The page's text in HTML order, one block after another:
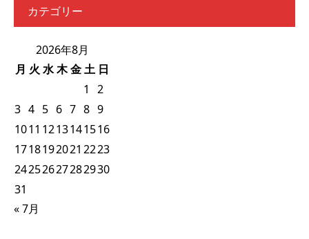
カテゴリー
2026年8月
月 火 水木金土 日
1
2
3 4 5 6 7 8 9
1011 1213141516
1718192021 2223
24252627282930
31
« 7月